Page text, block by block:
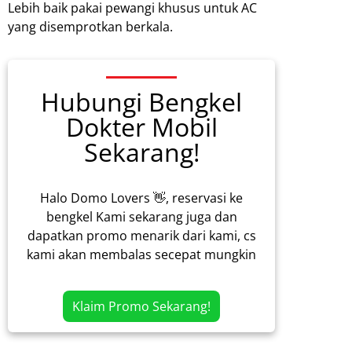
Lebih baik pakai pewangi khusus untuk AC
yang disemprotkan berkala.
Hubungi Bengkel
Dokter Mobil
Sekarang!
Halo Domo Lovers 👋, reservasi ke
bengkel Kami sekarang juga dan
dapatkan promo menarik dari kami, cs
kami akan membalas secepat mungkin
Klaim Promo Sekarang!